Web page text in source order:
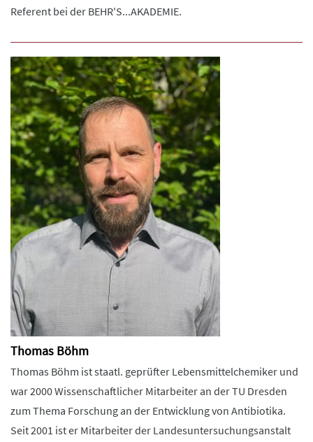
Referent bei der BEHR'S...AKADEMIE.
Thomas Böhm
Thomas Böhm ist staatl. geprüfter Lebensmittelchemiker und
war 2000 Wissenschaftlicher Mitarbeiter an der TU Dresden
zum Thema Forschung an der Entwicklung von Antibiotika.
Seit 2001 ist er Mitarbeiter der Landesuntersuchungsanstalt